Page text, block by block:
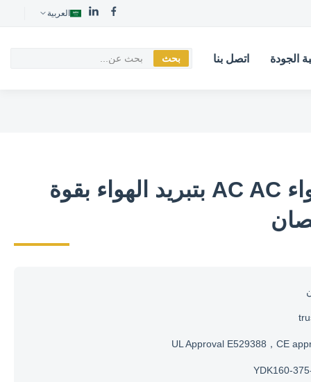
العربية
الجودة اتصل بنا بحث
نظام تكييف الهواء AC AC بتبريد الهواء بقوة
UL Approval E529388，CE
YDK160-